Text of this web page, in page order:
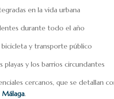
en la vida urbana
durante todo el año
bicicleta y transporte público
playas y los barrios circundantes
cercanos, que se detallan
Málaga.